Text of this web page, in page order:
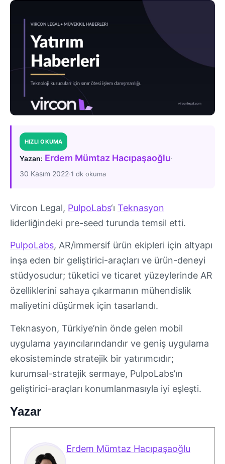
HIZLI OKUMA
Yazan: Erdem Mümtaz Hacıpaşaoğlu·
30 Kasım 2022·1 dk okuma
Vircon Legal, PulpoLabs‘ı Teknasyon
liderliğindeki pre-seed turunda temsil etti.
PulpoLabs, AR/immersif ürün ekipleri için altyapı
inşa eden bir geliştirici-araçları ve ürün-deneyi
stüdyosudur; tüketici ve ticaret yüzeylerinde AR
özelliklerini sahaya çıkarmanın mühendislik
maliyetini düşürmek için tasarlandı.
Teknasyon, Türkiye’nin önde gelen mobil
uygulama yayıncılarındandır ve geniş uygulama
ekosisteminde stratejik bir yatırımcıdır;
kurumsal-stratejik sermaye, PulpoLabs’ın
geliştirici-araçları konumlanmasıyla iyi eşleşti.
Yazar
Erdem Mümtaz Hacıpaşaoğlu